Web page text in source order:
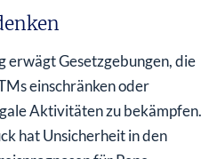
erwägt Gesetzgebungen, die
einschränken oder
Aktivitäten zu bekämpfen.
hat Unsicherheit in den